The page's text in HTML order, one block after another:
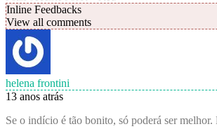
Inline Feedbacks
View all comments
helena frontini
13 anos atrás
Se o indício é tão bonito, só poderá ser